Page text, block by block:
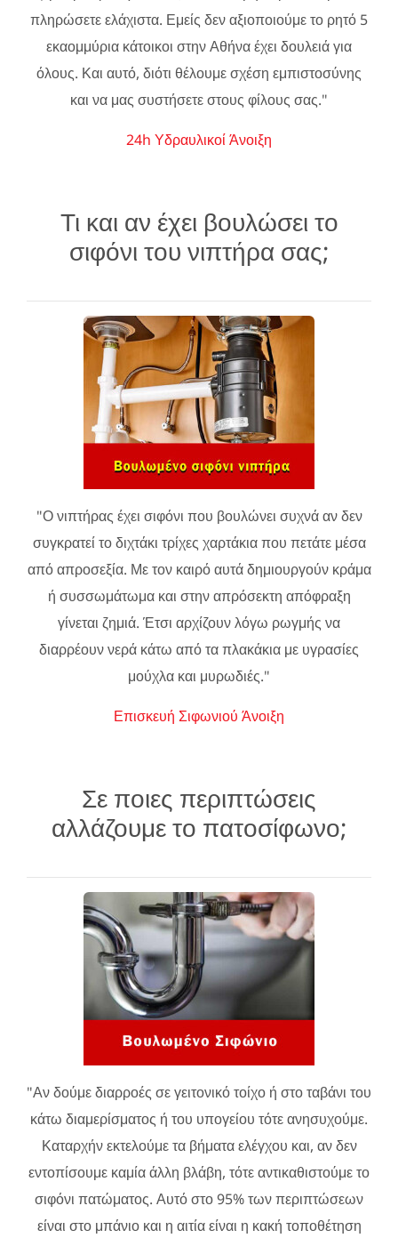
πληρώσετε ελάχιστα. Εμείς δεν αξιοποιούμε το ρητό 5
εκαομμύρια κάτοικοι στην Αθήνα έχει δουλειά για
όλους. Και αυτό, διότι θέλουμε σχέση εμπιστοσύνης
και να μας συστήσετε στους φίλους σας."
24h Υδραυλικοί Άνοιξη
Τι και αν έχει βουλώσει το
σιφόνι του νιπτήρα σας;
"Ο νιπτήρας έχει σιφόνι που βουλώνει συχνά αν δεν
συγκρατεί το διχτάκι τρίχες χαρτάκια που πετάτε μέσα
από απροσεξία. Με τον καιρό αυτά δημιουργούν κράμα
ή συσσωμάτωμα και στην απρόσεκτη απόφραξη
γίνεται ζημιά. Έτσι αρχίζουν λόγω ρωγμής να
διαρρέουν νερά κάτω από τα πλακάκια με υγρασίες
μούχλα και μυρωδιές."
Επισκευή Σιφωνιού Άνοιξη
Σε ποιες περιπτώσεις
αλλάζουμε το πατοσίφωνο;
"Αν δούμε διαρροές σε γειτονικό τοίχο ή στο ταβάνι του
κάτω διαμερίσματος ή του υπογείου τότε ανησυχούμε.
Καταρχήν εκτελούμε τα βήματα ελέγχου και, αν δεν
εντοπίσουμε καμία άλλη βλάβη, τότε αντικαθιστούμε το
σιφόνι πατώματος. Αυτό στο 95% των περιπτώσεων
είναι στο μπάνιο και η αιτία είναι η κακή τοποθέτηση